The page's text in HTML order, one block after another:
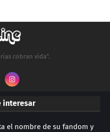
cobran vida".
interesar
el nombre de su fandom y